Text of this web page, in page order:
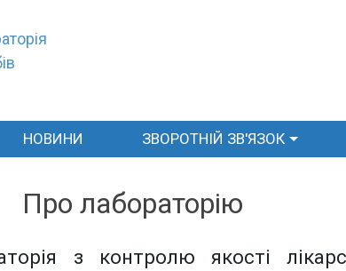
НОВИНИ ЗВОРОТНІЙ ЗВ'ЯЗОК
Про лабораторію
з контролю якості